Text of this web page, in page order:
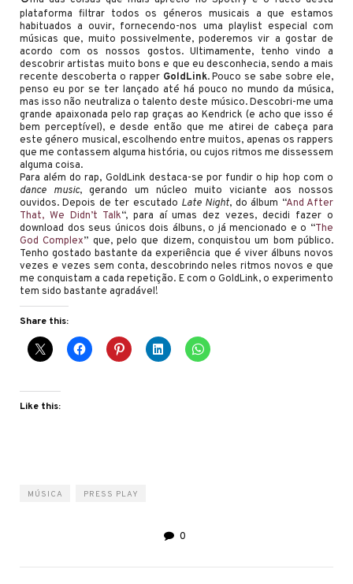
plataforma filtrar todos os géneros musicais a que estamos
habituados a ouvir, fornecendo-nos uma playlist especial com
músicas que, muito possivelmente, poderemos vir a gostar de
acordo com os nossos gostos. Ultimamente, tenho vindo a
descobrir artistas muito bons e que eu desconhecia, sendo a mais
recente descoberta o rapper GoldLink. Pouco se sabe sobre ele,
penso eu por se ter lançado até há pouco no mundo da música,
mas isso não neutraliza o talento deste músico. Descobri-me uma
grande apaixonada pelo rap graças ao Kendrick (e acho que isso é
bem perceptível), e desde então que me atirei de cabeça para
este género musical, escolhendo entre muitos, apenas os rappers
que me contassem alguma história, ou cujos ritmos me dissessem
alguma coisa.
Para além do rap, GoldLink destaca-se por fundir o hip hop com o
dance music, gerando um núcleo muito viciante aos nossos
ouvidos. Depois de ter escutado Late Night, do álbum “And After
That, We Didn’t Talk“, para aí umas dez vezes, decidi fazer o
download dos seus únicos dois álbuns, o já mencionado e o “The
God Complex” que, pelo que dizem, conquistou um bom público.
Tenho gostado bastante da experiência que é viver álbuns novos
vezes e vezes sem conta, descobrindo neles ritmos novos e que
me conquistam a cada repetição. E com o GoldLink, o experimento
tem sido bastante agradável!
Share this:
Like this:
MÚSICA PRESS PLAY
0